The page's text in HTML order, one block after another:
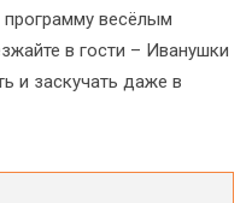
весёлым
в гости – Иванушки
и заскучать даже в